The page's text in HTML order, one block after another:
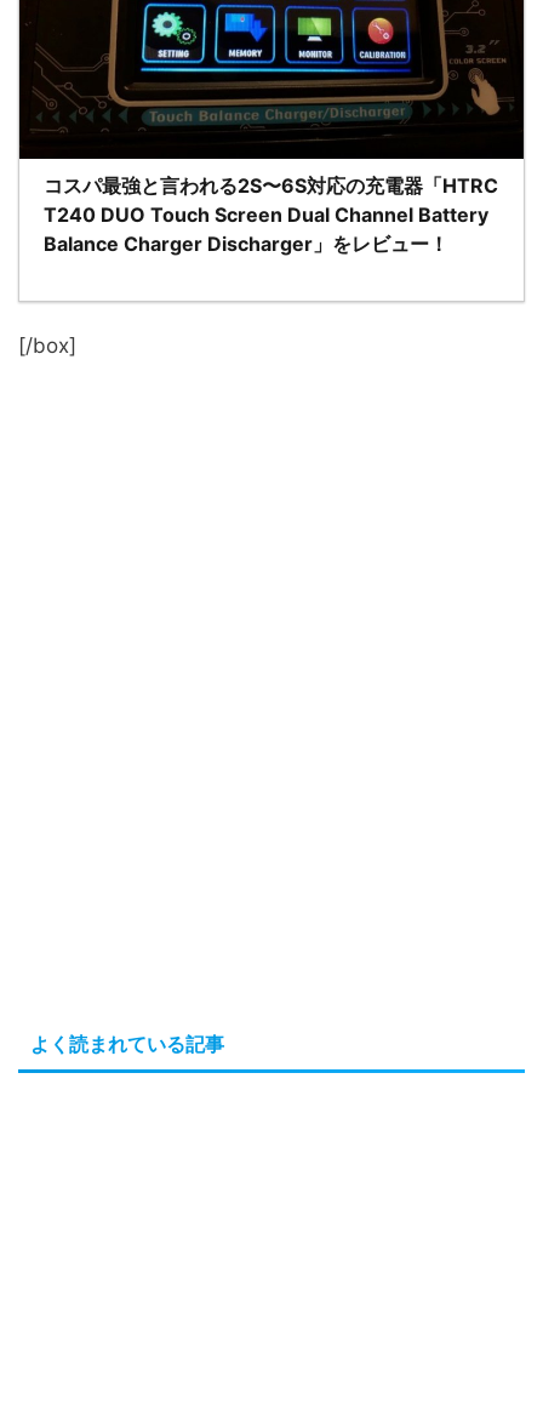
コスパ最強と言われる2S〜6S対応の充電器「HTRC
T240 DUO Touch Screen Dual Channel Battery
Balance Charger Discharger」をレビュー！
[/box]
よく読まれている記事